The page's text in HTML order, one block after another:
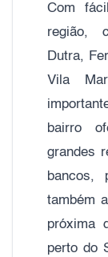
Com
região,
Dutra,
Vila
bairro
grandes
bancos,
também
próxima
perto do